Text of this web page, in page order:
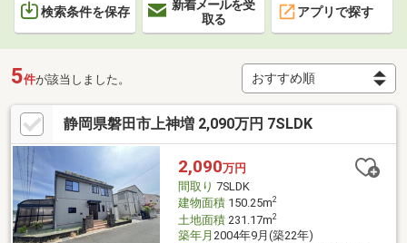
検索条件を保存
新着メールを受
取る
アプリで探す
5件が該当しました。
静岡県磐田市上神増 2,090万円 7SLDK
2,090万円
間取り 7SLDK
建物面積150.25m2
土地面積231.17m2
築年月 2004年9月(築22年)